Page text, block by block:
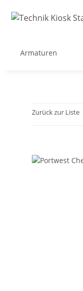
Armaturen
Zurück zur Liste